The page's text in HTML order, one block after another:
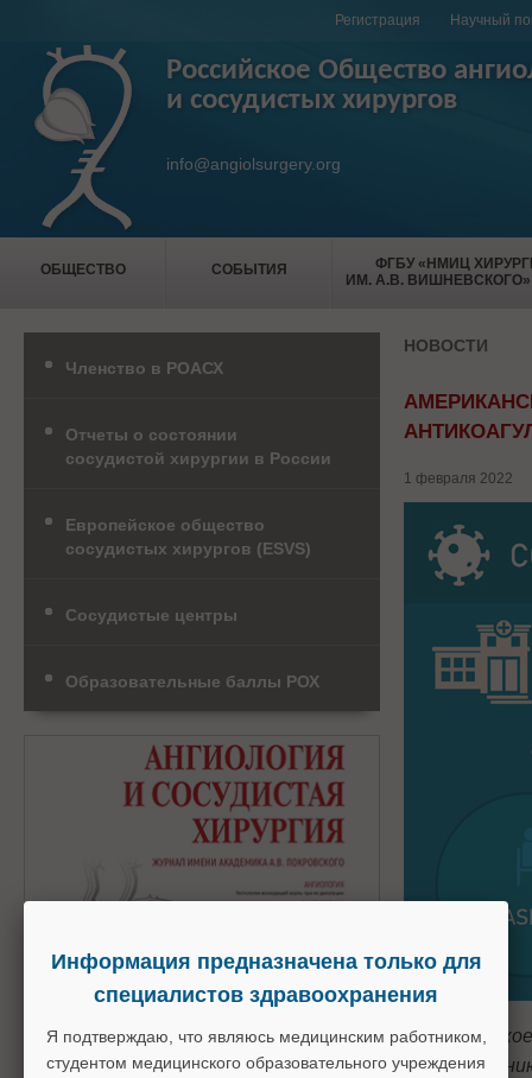
Регистрация Научный
Российское Общество
и сосудистых хирургов
info@angiolsurgery.org
ОБЩЕСТВО СОБЫТИЯ
ФГБУ «НМИЦ
ИМ. А.В.
НОВОСТИ
1 февраля 2022
Членство в РОАСХ
Отчеты о состоянии
сосудистой хирургии в России
Европейское общество
сосудистых хирургов (ESVS)
Сосудистые центры
Образовательные баллы РОХ
Информация предназначена только для
специалистов здравоохранения
Я подтверждаю, что являюсь медицинским работником,
студентом медицинского образовательного учреждения